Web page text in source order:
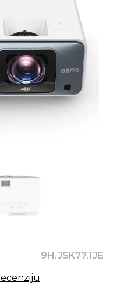
9H.JSK77.1JE